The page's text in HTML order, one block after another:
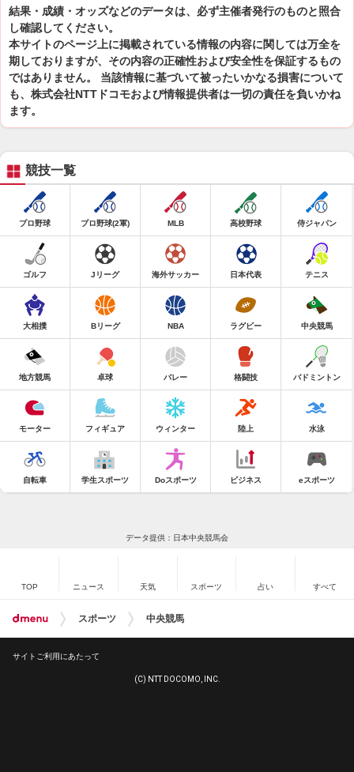
結果・成績・オッズなどのデータは、必ず主催者発行のものと照合
し確認してください。
本サイトのページ上に掲載されている情報の内容に関しては万全を
期しておりますが、その内容の正確性および安全性を保証するもの
ではありません。 当該情報に基づいて被ったいかなる損害について
も、株式会社NTTドコモおよび情報提供者は一切の責任を負いかね
ます。
競技一覧
プロ野球 プロ野球(2軍) MLB 高校野球 侍ジャパン
ゴルフ Jリーグ 海外サッカー 日本代表 テニス
大相撲 Bリーグ NBA ラグビー 中央競馬
地方競馬 卓球 バレー 格闘技 バドミントン
モーター フィギュア ウィンター 陸上 水泳
自転車 学生スポーツ Doスポーツ ビジネス eスポーツ
データ提供：日本中央競馬会
TOP ニュース 天気 スポーツ 占い すべて
スポーツ 中央競馬
サイトご利用にあたって
(C) NTT DOCOMO, INC.